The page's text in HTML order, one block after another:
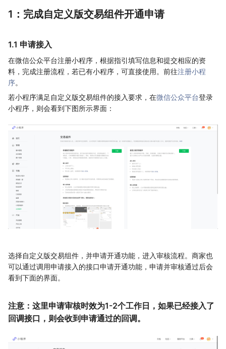
1：完成自定义版交易组件开通申请
1.1 申请接入
在微信公众平台注册小程序，根据指引填写信息和提交相应的资
料，完成注册流程，若已有小程序，可直接使用。前往注册小程
序。
若小程序满足自定义版交易组件的接入要求，在微信公众平台登录
小程序，则会看到下图所示界面：
选择自定义版交易组件，并申请开通功能，进入审核流程。商家也
可以通过调用申请接入的接口申请开通功能，申请并审核通过后会
看到下面的界面。
注意：这里申请审核时效为1-2个工作日，如果已经接入了
回调接口，则会收到申请通过的回调。